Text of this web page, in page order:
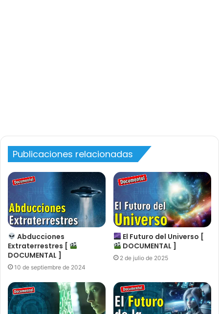
Publicaciones relacionadas
Abducciones
Extraterrestres [
DOCUMENTAL ]
10 de septiembre de 2024
El Futuro del Universo [
DOCUMENTAL ]
2 de julio de 2025